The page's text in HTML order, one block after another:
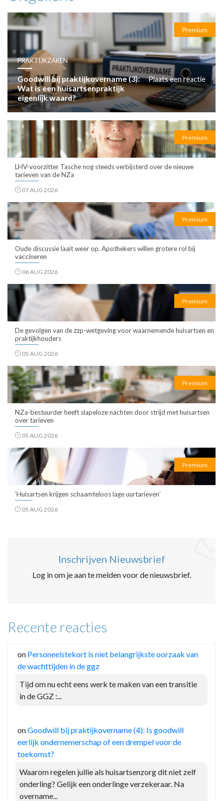
Premium
PRAKTIJKZAKEN
Goodwill bij praktijkovername (3):
Wat is een huisartsenpraktijk
eigenlijk waard?
Plaats een reactie
Premium
LHV-voorzitter Tasche nog steeds verbijsterd over de nieuwe
tarieven van de NZa
07 AUG 2026
Premium
Oude discussie laait weer op. Apothekers willen grotere rol bij
vaccineren
06 AUG 2026
Premium
De gevolgen van de zzp-wetgeving voor waarnemende huisartsen en
praktijkhouders
05 AUG 2026
Premium
NZa-bestuurder heeft slapeloze nachten door strijd met huisartsen
over tarieven
05 AUG 2026
Premium
‘Huisartsen krijgen schaamteloos lage uurtarieven’
05 AUG 2026
Inschrijven Nieuwsbrief
Log in om je aan te melden voor de nieuwsbrief.
Recente reacties
on Personeelstekort is niet belangrijkste oorzaak van
de wachttijden in de ggz
Tijd om nu echt eens werk te maken van een transitie
in de GGZ :...
onGoodwill bij praktijkovername (4): Is goodwill
eerlijk ondernemerschap of een drempel voor de
toekomst?
Waarom regelen jullie als huisartsenzorg dit niet zelf
onderling? Gelijk een onderlinge verzekeraar. Na
overname...